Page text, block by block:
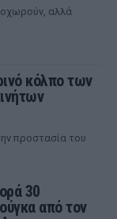
αλλά
κόλπο των
προστασία του
30
από τον